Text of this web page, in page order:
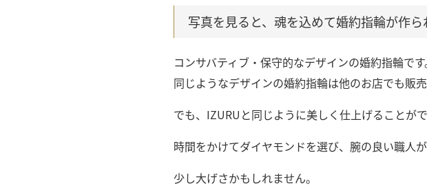
写真を見ると、魂を込めて婚約指輪が作ら
コンサバティブ・保守的なデザインの婚約指輪です
同じようなデザインの婚約指輪は他のお店でも販売
でも、IZURUと同じように美しく仕上げることが
時間をかけてダイヤモンドを選び、腕の良い職人
少し大げさかもしれません。